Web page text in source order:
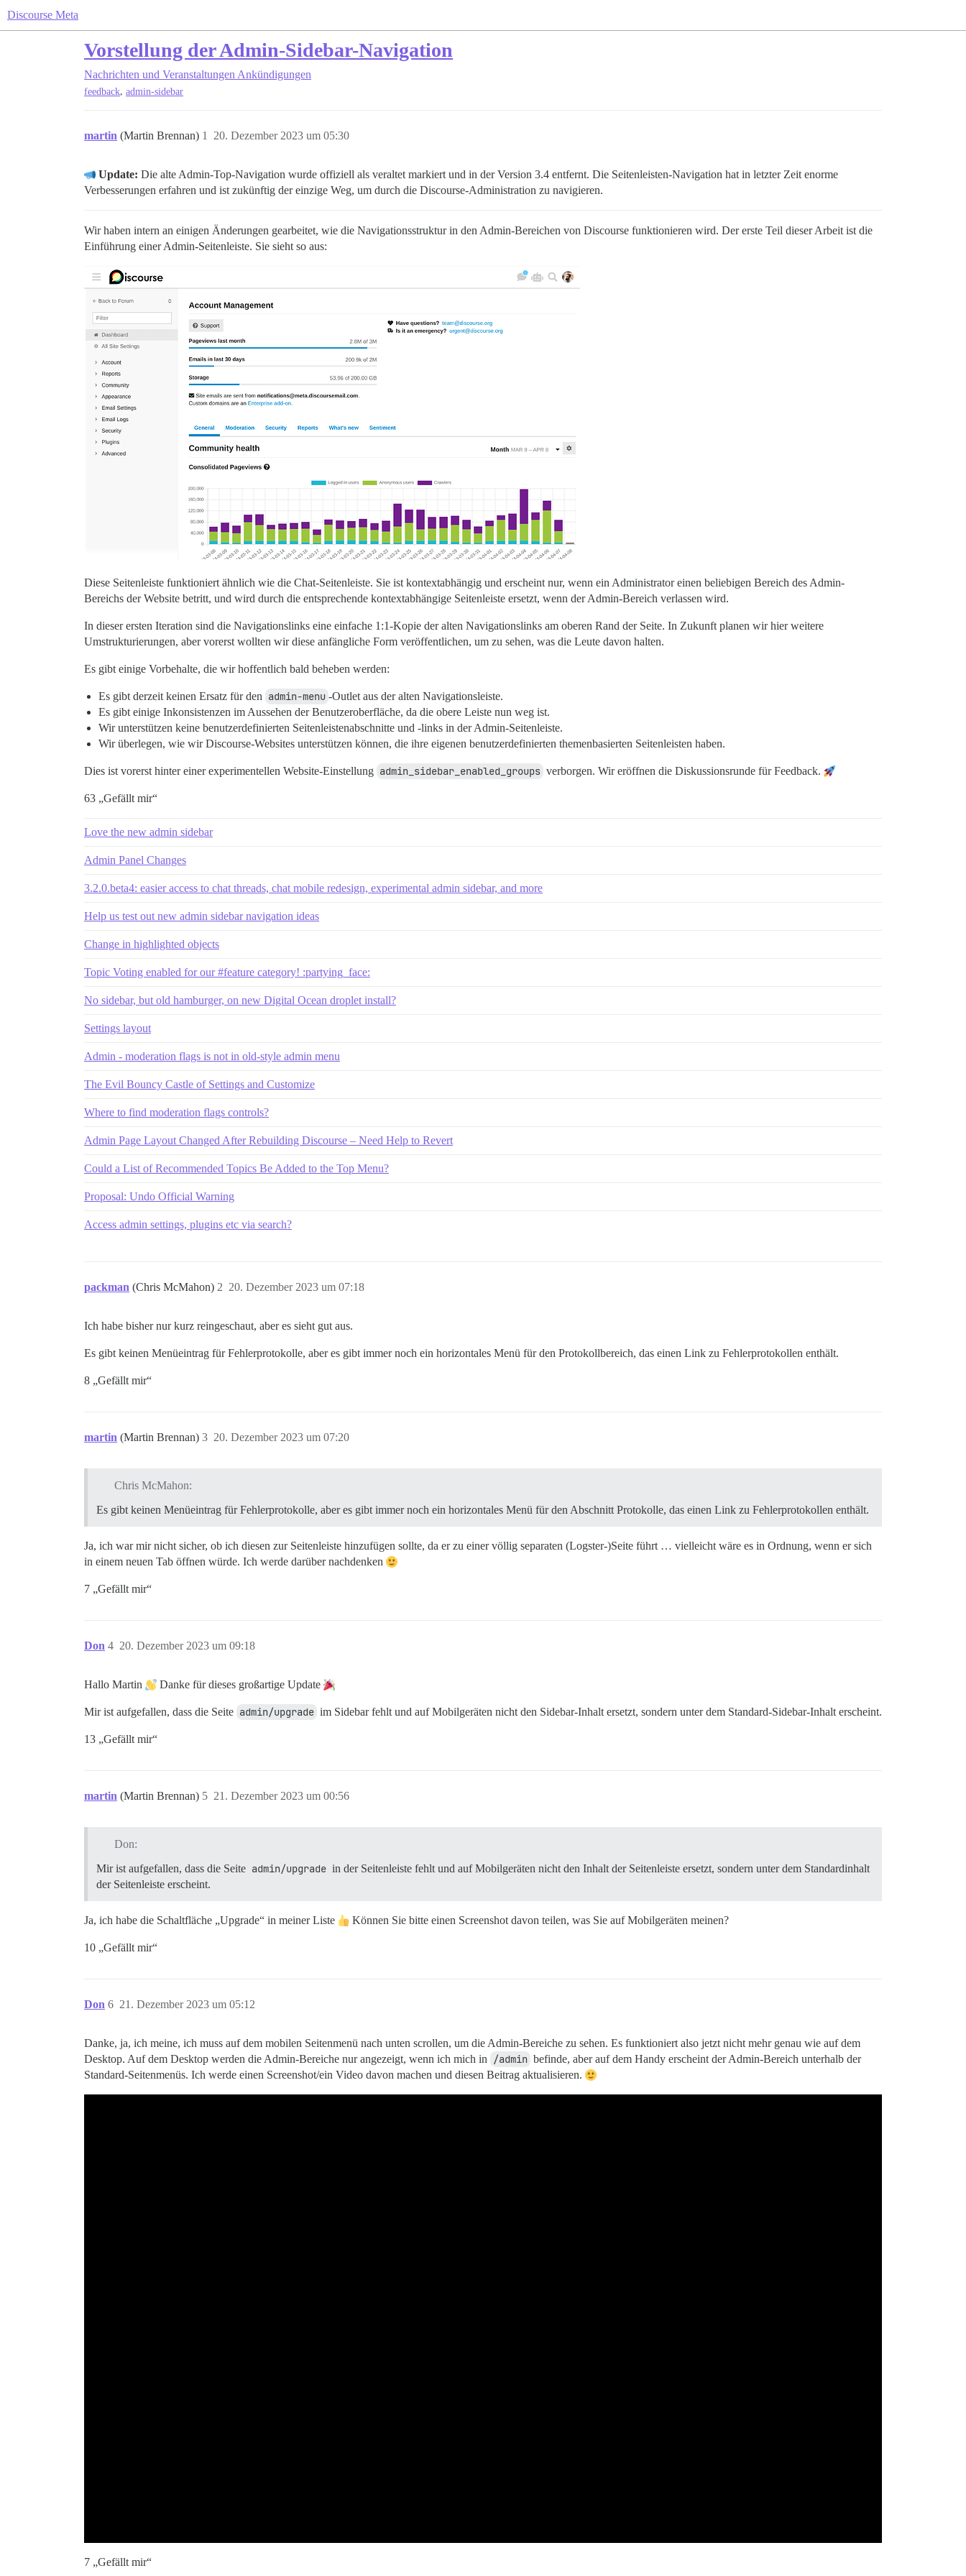
Discourse Meta
Vorstellung der Admin-Sidebar-Navigation
Nachrichten und Veranstaltungen Ankündigungen
feedback, admin-sidebar
martin (Martin Brennan) 20. Dezember 2023 um 05:30
1
Update: Die alte Admin-Top-Navigation wurde offiziell als veraltet markiert und in der Version 3.4 entfernt. Die Seitenleisten-Navigation hat in letzter Zeit enorme
Verbesserungen erfahren und ist zukünftig der einzige Weg, um durch die Discourse-Administration zu navigieren.
Wir haben intern an einigen Änderungen gearbeitet, wie die Navigationsstruktur in den Admin-Bereichen von Discourse funktionieren wird. Der erste Teil dieser Arbeit ist die
Einführung einer Admin-Seitenleiste. Sie sieht so aus:
Diese Seitenleiste funktioniert ähnlich wie die Chat-Seitenleiste. Sie ist kontextabhängig und erscheint nur, wenn ein Administrator einen beliebigen Bereich des Admin-
Bereichs der Website betritt, und wird durch die entsprechende kontextabhängige Seitenleiste ersetzt, wenn der Admin-Bereich verlassen wird.
In dieser ersten Iteration sind die Navigationslinks eine einfache 1:1-Kopie der alten Navigationslinks am oberen Rand der Seite. In Zukunft planen wir hier weitere
Umstrukturierungen, aber vorerst wollten wir diese anfängliche Form veröffentlichen, um zu sehen, was die Leute davon halten.
Es gibt einige Vorbehalte, die wir hoffentlich bald beheben werden:
Es gibt derzeit keinen Ersatz für den admin-menu -Outlet aus der alten Navigationsleiste.
Es gibt einige Inkonsistenzen im Aussehen der Benutzeroberfläche, da die obere Leiste nun weg ist.
Wir unterstützen keine benutzerdefinierten Seitenleistenabschnitte und -links in der Admin-Seitenleiste.
Wir überlegen, wie wir Discourse-Websites unterstützen können, die ihre eigenen benutzerdefinierten themenbasierten Seitenleisten haben.
Dies ist vorerst hinter einer experimentellen Website-Einstellung admin_sidebar_enabled_groups verborgen. Wir eröffnen die Diskussionsrunde für Feedback.
63 „Gefällt mir“
Love the new admin sidebar
Admin Panel Changes
3.2.0.beta4: easier access to chat threads, chat mobile redesign, experimental admin sidebar, and more
Help us test out new admin sidebar navigation ideas
Change in highlighted objects
Topic Voting enabled for our #feature category! :partying_face:
No sidebar, but old hamburger, on new Digital Ocean droplet install?
Settings layout
Admin - moderation flags is not in old-style admin menu
The Evil Bouncy Castle of Settings and Customize
Where to find moderation flags controls?
Admin Page Layout Changed After Rebuilding Discourse – Need Help to Revert
Could a List of Recommended Topics Be Added to the Top Menu?
Proposal: Undo Official Warning
Access admin settings, plugins etc via search?
packman (Chris McMahon) 20. Dezember 2023 um 07:18
2
Ich habe bisher nur kurz reingeschaut, aber es sieht gut aus.
Es gibt keinen Menüeintrag für Fehlerprotokolle, aber es gibt immer noch ein horizontales Menü für den Protokollbereich, das einen Link zu Fehlerprotokollen enthält.
8 „Gefällt mir“
martin (Martin Brennan) 20. Dezember 2023 um 07:20
3
Chris McMahon:
Es gibt keinen Menüeintrag für Fehlerprotokolle, aber es gibt immer noch ein horizontales Menü für den Abschnitt Protokolle, das einen Link zu Fehlerprotokollen enthält.
Ja, ich war mir nicht sicher, ob ich diesen zur Seitenleiste hinzufügen sollte, da er zu einer völlig separaten (Logster-)Seite führt … vielleicht wäre es in Ordnung, wenn er sich
in einem neuen Tab öffnen würde. Ich werde darüber nachdenken
7 „Gefällt mir“
Don 20. Dezember 2023 um 09:18
4
Hallo Martin Danke für dieses großartige Update
Mir ist aufgefallen, dass die Seite admin/upgrade im Sidebar fehlt und auf Mobilgeräten nicht den Sidebar-Inhalt ersetzt, sondern unter dem Standard-Sidebar-Inhalt erscheint.
13 „Gefällt mir“
martin (Martin Brennan) 21. Dezember 2023 um 00:56
5
Don:
Mir ist aufgefallen, dass die Seite admin/upgrade in der Seitenleiste fehlt und auf Mobilgeräten nicht den Inhalt der Seitenleiste ersetzt, sondern unter dem Standardinhalt
der Seitenleiste erscheint.
Ja, ich habe die Schaltfläche „Upgrade“ in meiner Liste Können Sie bitte einen Screenshot davon teilen, was Sie auf Mobilgeräten meinen?
10 „Gefällt mir“
Don 21. Dezember 2023 um 05:12
6
Danke, ja, ich meine, ich muss auf dem mobilen Seitenmenü nach unten scrollen, um die Admin-Bereiche zu sehen. Es funktioniert also jetzt nicht mehr genau wie auf dem
Desktop. Auf dem Desktop werden die Admin-Bereiche nur angezeigt, wenn ich mich in
/admin befinde, aber auf dem Handy erscheint der Admin-Bereich unterhalb der
Standard-Seitenmenüs. Ich werde einen Screenshot/ein Video davon machen und diesen Beitrag aktualisieren.
7 „Gefällt mir“